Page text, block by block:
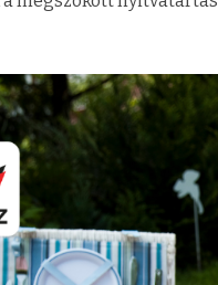
ARAD MEGYEI NŐSZERVEZET